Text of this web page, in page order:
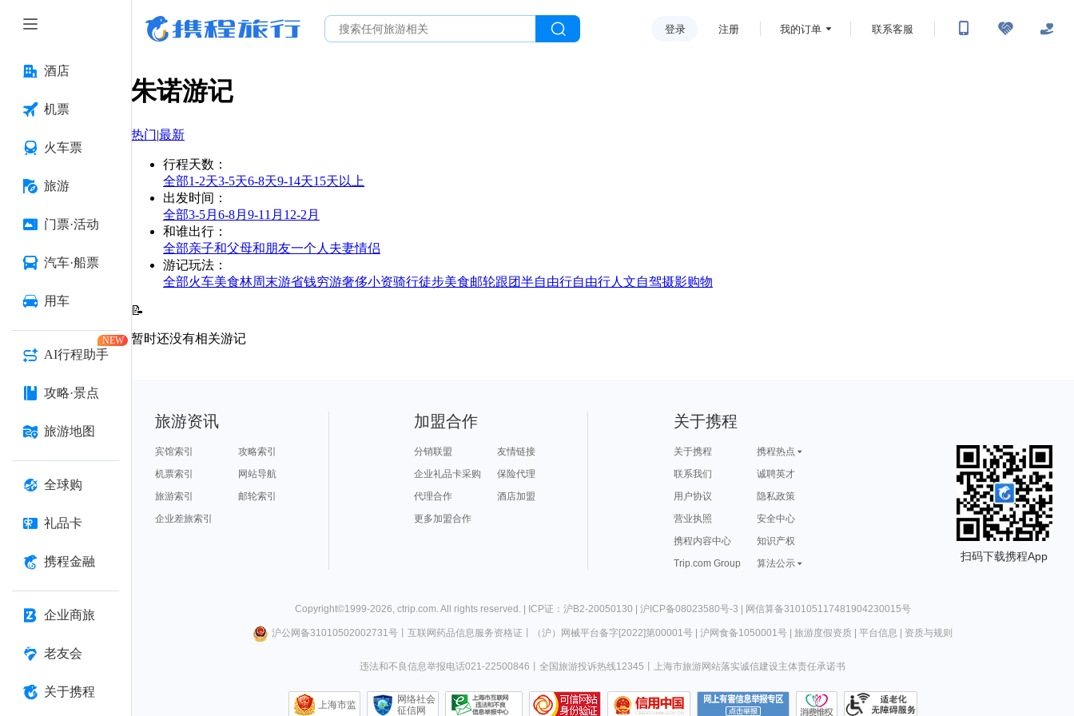
酒店
机票
火车票
旅游
门票·活动
汽车·船票
用车
AI行程助手
NEW
攻略·景点
旅游地图
全球购
礼品卡
携程金融
企业商旅
老友会
关于携程
登录 注册 我的订单 联系客服
朱诺游记
热门|最新
行程天数 ：
全部1-2天3-5天6-8天9-14天15天以上
出发时间 ：
全部3-5月 6-8月 9-11月 12-2月
和谁出行 ：
全部亲子和父母和朋友一个人 夫妻情侣
游记玩法 ：
全部火车美食林周末游省钱穷游奢侈小资骑行徒步美食邮轮跟团半自由行自由行人文自驾摄影购物
📝
暂时还没有相关游记
旅游资讯
宾馆索引
攻略索引
机票索引
网站导航
旅游索引
邮轮索引
企业差旅索引
加盟合作
分销联盟
友情链接
企业礼品卡采购
保险代理
代理合作
酒店加盟
更多加盟合作
关于携程
关于携程
携程热点
联系我们
诚聘英才
用户协议
隐私政策
营业执照
安全中心
携程内容中心
知识产权
Trip.com Group
算法公示
扫码下载携程App
Copyright©1999-2026, ctrip.com. All rights reserved. | ICP证：沪B2-20050130 | 沪ICP备08023580号-3 | 网信算备310105117481904230015号
沪公网备31010502002731号丨 互联网药品信息服务资格证 （沪）网械平台备字[2022]第00001号| 沪网食备1050001号| 旅游度假资质| 平台信息 资质与规则
违法和不良信息举报电话021-22500846 全国旅游投诉热线12345 上海市旅游网站落实诚信建设主体责任承诺书
上海市监
网络社会
征信网